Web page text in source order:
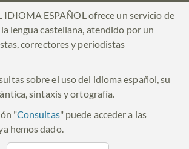
IDIOMA ESPAÑOL ofrece un servicio de
lengua castellana, atendido por un
correctores y periodistas
sobre el uso del idioma español, su
sintaxis y ortografía.
"Consultas" puede acceder a las
hemos dado.